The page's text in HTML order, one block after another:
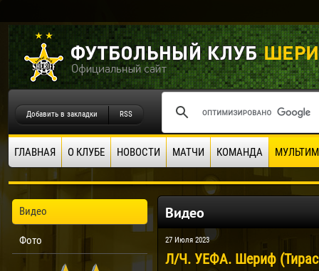
Добавить в закладки RSS
ГЛАВНАЯ О КЛУБЕ НОВОСТИ МАТЧИ КОМАНДА
Видео
Фото
Видео
27 Июля 2023
Л/Ч. УЕФА. Шериф